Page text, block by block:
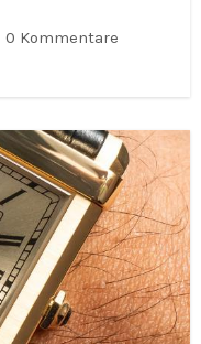
0 Kommentare